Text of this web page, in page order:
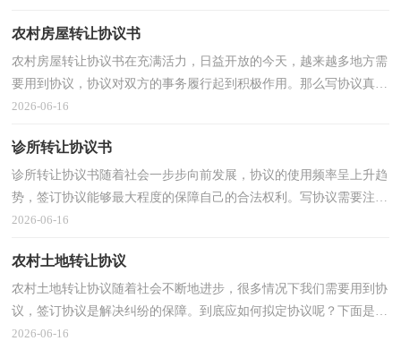
农村房屋转让协议书
农村房屋转让协议书在充满活力，日益开放的今天，越来越多地方需
要用到协议，协议对双方的事务履行起到积极作用。那么写协议真的
很难吗？以下是小编为大家收集的农村房屋转让协议书...
2026-06-16
诊所转让协议书
诊所转让协议书随着社会一步步向前发展，协议的使用频率呈上升趋
势，签订协议能够最大程度的保障自己的合法权利。写协议需要注意
哪些问题呢？以下是小编为大家整理的诊所转让协议...
2026-06-16
农村土地转让协议
农村土地转让协议随着社会不断地进步，很多情况下我们需要用到协
议，签订协议是解决纠纷的保障。到底应如何拟定协议呢？下面是小
编为大家收集的农村土地转让协议，欢迎阅读，希望大家...
2026-06-16